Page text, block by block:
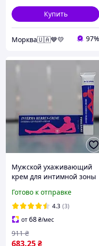
Купить
Морква🇺🇦💙💛 97%
Мужской ухаживающий
крем для интимной зоны
20 мл
Готово к отправке
4.3 (3)
от68₴/мес
683.25₴
911 ₴